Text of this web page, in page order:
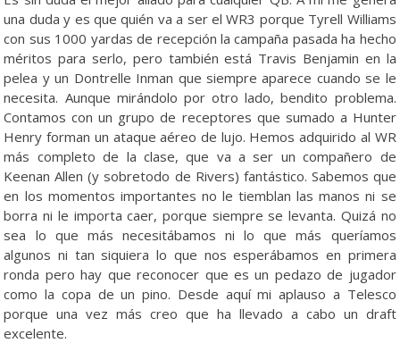
una duda y es que quién va a ser el WR3 porque Tyrell Williams
con sus 1000 yardas de recepción la campaña pasada ha hecho
méritos para serlo, pero también está Travis Benjamin en la
pelea y un Dontrelle Inman que siempre aparece cuando se le
necesita. Aunque mirándolo por otro lado, bendito problema.
Contamos con un grupo de receptores que sumado a Hunter
Henry forman un ataque aéreo de lujo. Hemos adquirido al WR
más completo de la clase, que va a ser un compañero de
Keenan Allen (y sobretodo de Rivers) fantástico. Sabemos que
en los momentos importantes no le tiemblan las manos ni se
borra ni le importa caer, porque siempre se levanta. Quizá no
sea lo que más necesitábamos ni lo que más queríamos
algunos ni tan siquiera lo que nos esperábamos en primera
ronda pero hay que reconocer que es un pedazo de jugador
como la copa de un pino. Desde aquí mi aplauso a Telesco
porque una vez más creo que ha llevado a cabo un draft
excelente.